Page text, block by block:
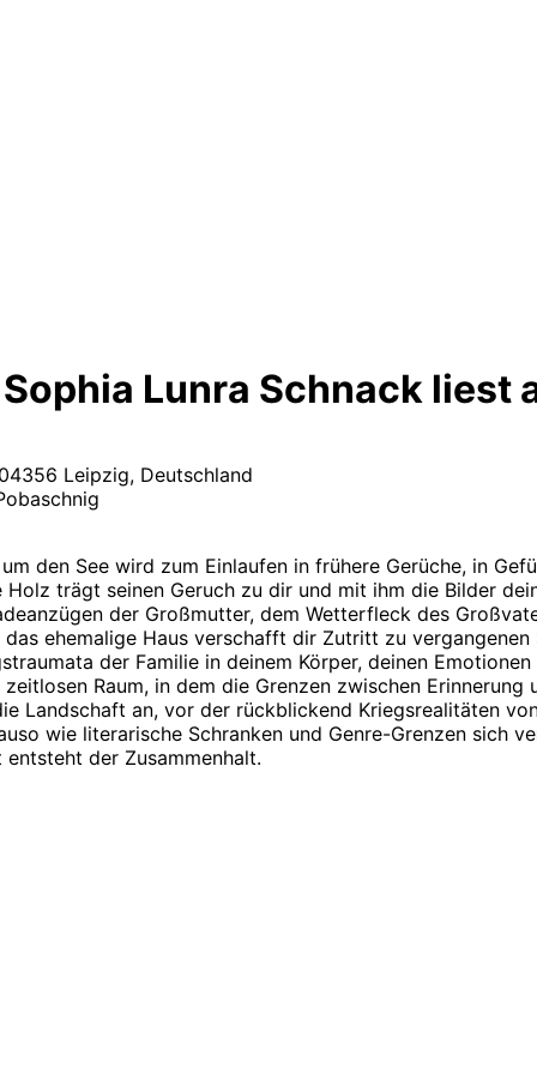
Lunra Schnack liest
Leipzig, Deutschland
den See wird zum Einlaufen in frühere Gerüche, in
trägt seinen Geruch zu dir und mit ihm die Bilder
der Großmutter, dem Wetterfleck des
ehemalige Haus verschafft dir Zutritt zu
der Familie in deinem Körper, deinen
Raum, in dem die Grenzen zwischen
Landschaft an, vor der rückblickend Kriegsrealitäten
wie literarische Schranken und Genre-Grenzen sich
der Zusammenhalt.